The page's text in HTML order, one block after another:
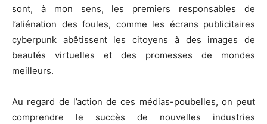
sont, à mon sens, les premiers responsables de
l’aliénation des foules, comme les écrans publicitaires
cyberpunk abêtissent les citoyens à des images de
beautés virtuelles et des promesses de mondes
meilleurs.
Au regard de l’action de ces médias-poubelles, on peut
comprendre le succès de nouvelles industries